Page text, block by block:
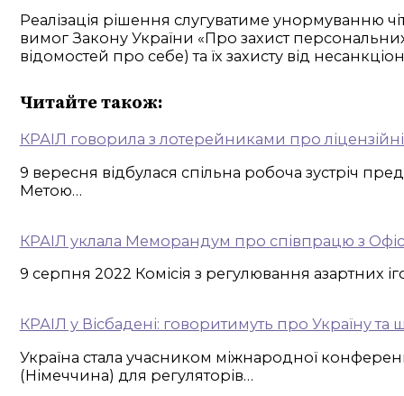
Реалізація рішення слугуватиме унормуванню
вимог Закону України «Про захист
відомостей про себе) та їх захисту від
Читайте також:
КРАІЛ говорила з лотерейниками про
9 вересня відбулася спільна робоча зустріч
Метою…
КРАІЛ уклала Меморандум про співпрацю з
9 серпня 2022 Комісія з регулювання азартних
КРАІЛ у Вісбадені: говоритимуть про Україну та
Україна стала учасником міжнародної
(Німеччина) для регуляторів…